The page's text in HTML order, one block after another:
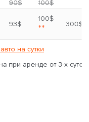
90$
100$
93$
100$
** 300$
на сутки
при аренде от 3-х суток